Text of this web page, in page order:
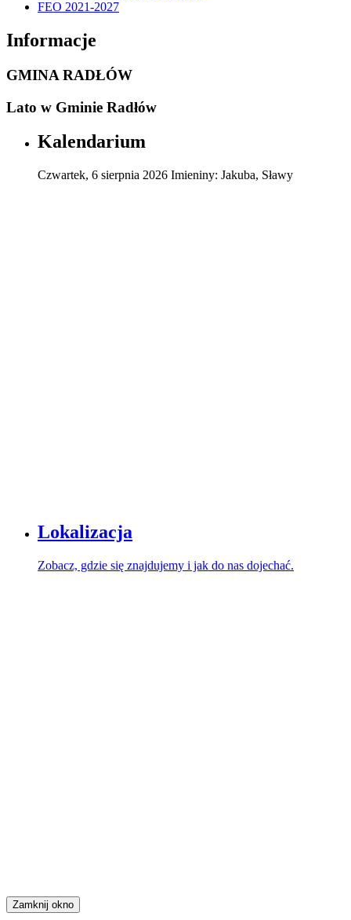
FEO 2021-2027
Informacje
GMINA RADŁÓW
Lato w Gminie Radłów
Kalendarium
Czwartek, 6 sierpnia 2026 Imieniny: Jakuba, Sławy
Lokalizacja
Zobacz, gdzie się znajdujemy i jak do nas dojechać.
Zamknij okno